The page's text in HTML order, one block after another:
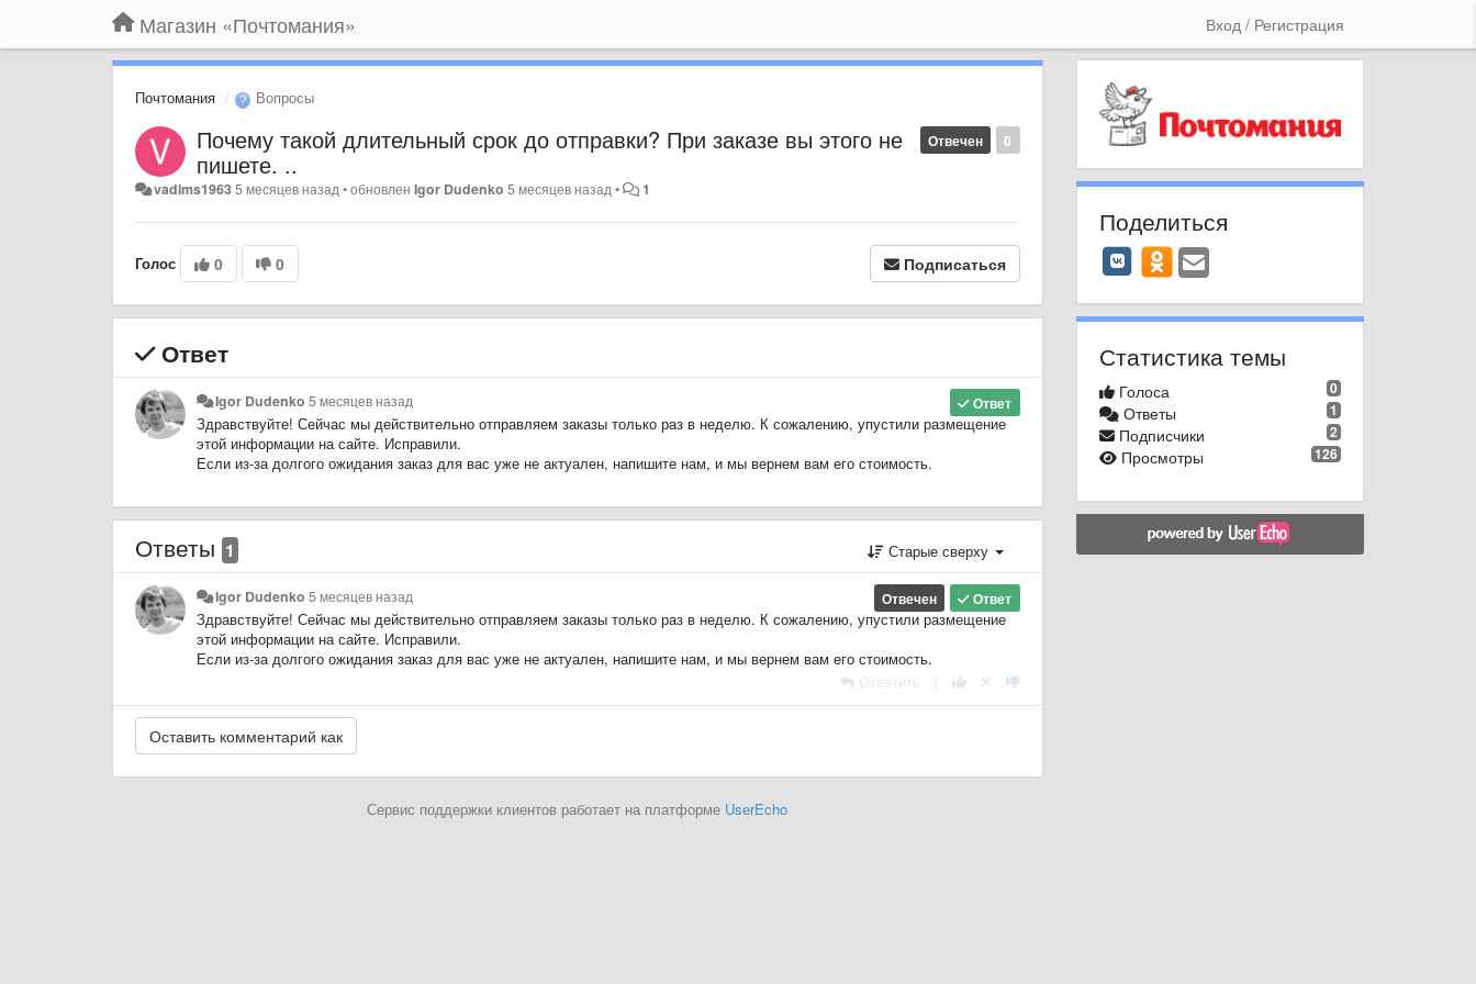
Магазин «Почтомания» Вход / Регистрация
Почтомания Вопросы
0
Отвечен
Почему такой длительный срок до отправки? При заказе вы этого не
пишете. ..
vadims19635 месяцев назад •обновленIgor Dudenko 5 месяцев назад • 1
Голос 0 0 Подписаться
Ответ
Ответ
Igor Dudenko 5 месяцев назад
Здравствуйте! Сейчас мы действительно отправляем заказы только раз в неделю. К сожалению, упустили размещение
этой информации на сайте. Исправили.
Если из-за долгого ожидания заказ для вас уже не актуален, напишите нам, и мы вернем вам его стоимость.
Ответы 1 Старые сверху
Ответ
Отвечен
Igor Dudenko 5 месяцев назад
Здравствуйте! Сейчас мы действительно отправляем заказы только раз в неделю. К сожалению, упустили размещение
этой информации на сайте. Исправили.
Если из-за долгого ожидания заказ для вас уже не актуален, напишите нам, и мы вернем вам его стоимость.
Ответить
Сервис поддержки клиентов работает на платформе UserEcho
Поделиться
Статистика темы
0
Голоса
1
Ответы
2
Подписчики
126
Просмотры